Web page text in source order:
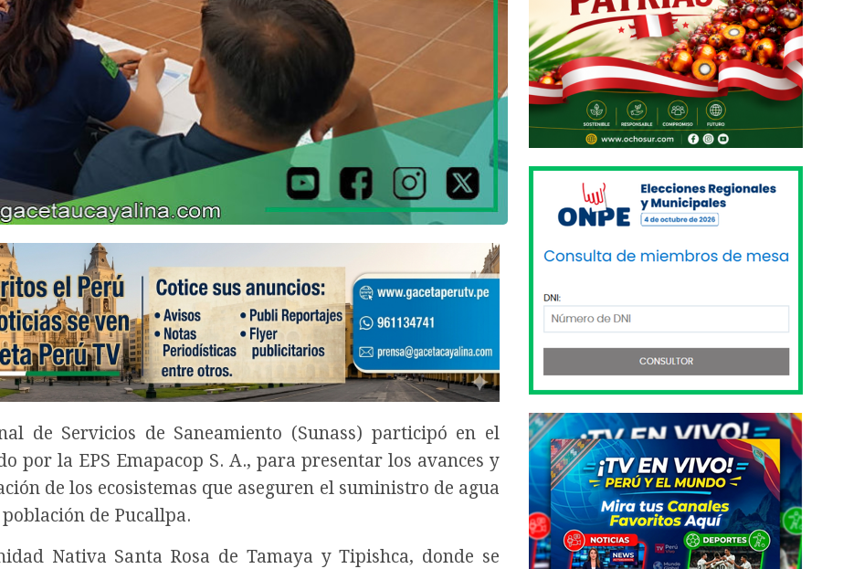
de Servicios de Saneamiento (Sunass) participó en el
por la EPS Emapacop S. A., para presentar los avances y
de los ecosistemas que aseguren el suministro de agua
de Pucallpa.
Nativa Santa Rosa de Tamaya y Tipishca, donde se